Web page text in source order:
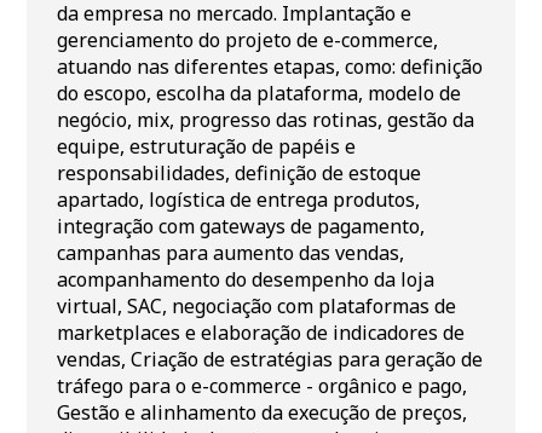
da empresa no mercado. Implantação e
gerenciamento do projeto de e-commerce,
atuando nas diferentes etapas, como: definição
do escopo, escolha da plataforma, modelo de
negócio, mix, progresso das rotinas, gestão da
equipe, estruturação de papéis e
responsabilidades, definição de estoque
apartado, logística de entrega produtos,
integração com gateways de pagamento,
campanhas para aumento das vendas,
acompanhamento do desempenho da loja
virtual, SAC, negociação com plataformas de
marketplaces e elaboração de indicadores de
vendas, Criação de estratégias para geração de
tráfego para o e-commerce - orgânico e pago,
Gestão e alinhamento da execução de preços,